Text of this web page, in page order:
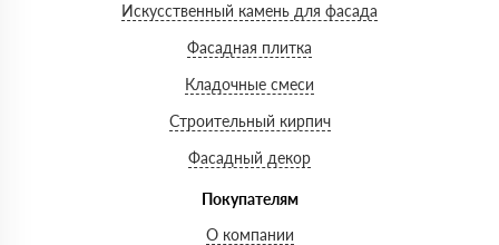
Искусственный камень для фасада
Фасадная плитка
Кладочные смеси
Строительный кирпич
Фасадный декор
Покупателям
О компании